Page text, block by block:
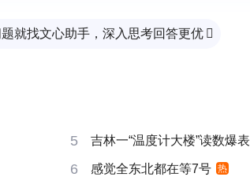
就找文心助手，深入思考回答更优 
5 吉林一“温度计大楼”读数爆表
6 感觉全东北都在等7号 热